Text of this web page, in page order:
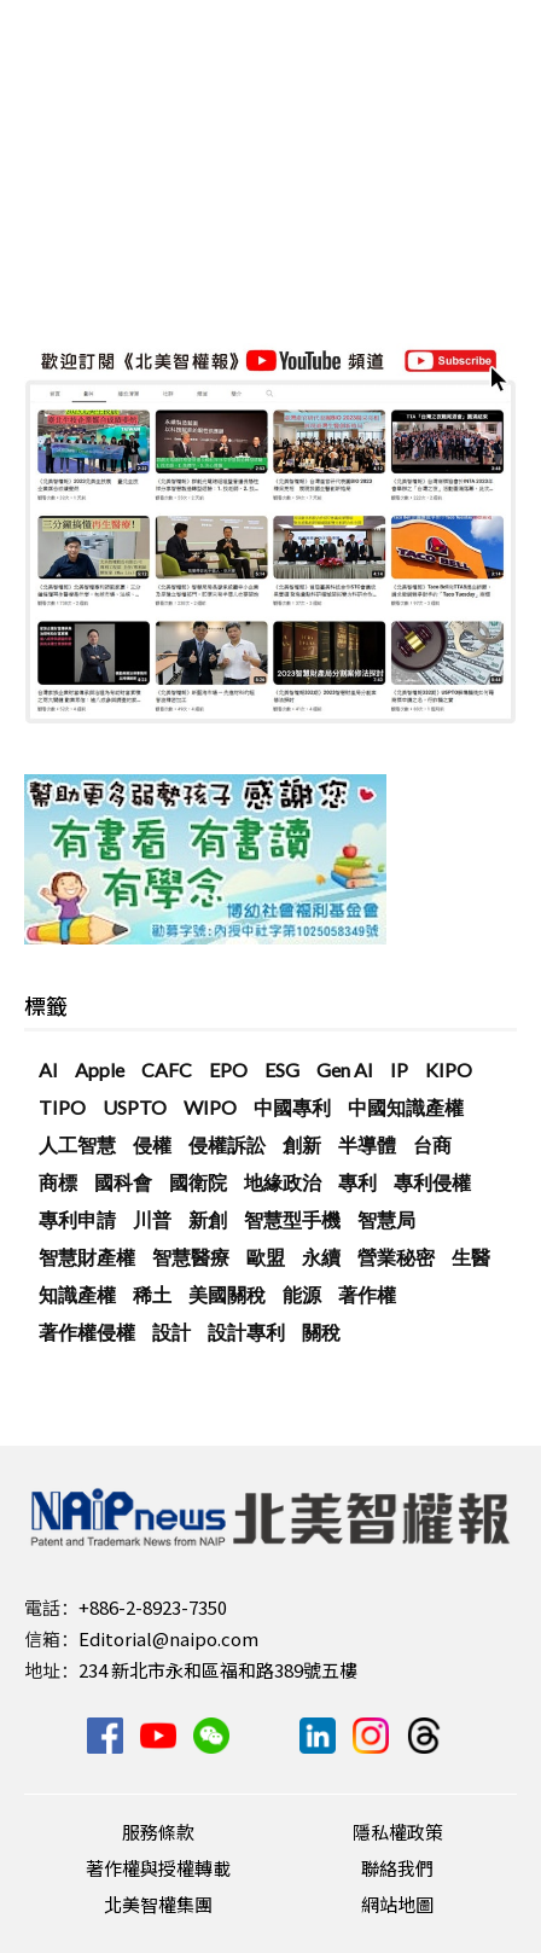
標籤
AI Apple CAFC EPO ESG Gen AI IP
KIPO
TIPO
USPTO WIPO 中國專利
中國知識產權
人工智慧
侵權 侵權訴訟 創新 半導體
台商
商標
國科會 國衛院 地緣政治 專利
專利侵權
專利申請
川普 新創 智慧型手機
智慧局
智慧財產權
智慧醫療 歐盟 永續 營業秘密
生醫
知識產權
稀土 美國關稅 能源
著作權
著作權侵權
設計 設計專利 關稅
電話： +886-2-8923-7350
信箱： Editorial@naipo.com
地址： 234 新北市永和區福和路389號五樓
服務條款
隱私權政策
著作權與授權轉載
聯絡我們
北美智權集團
網站地圖